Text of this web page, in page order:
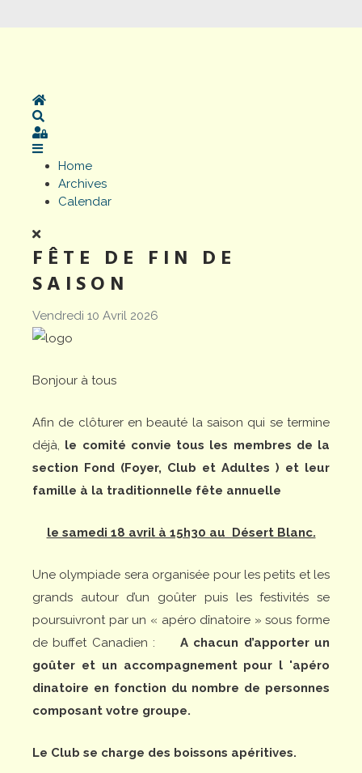
Home
Sign In
Home
Archives
Calendar
FÊTE DE FIN DE
SAISON
Vendredi 10 Avril 2026
Bonjour à tous
Afin de clôturer en beauté la saison qui se termine
déjà, le comité convie tous les membres de la
section Fond (Foyer, Club et Adultes ) et leur
famille à la traditionnelle fête annuelle
le samedi 18 avril à 15h30 au Désert Blanc.
Une olympiade sera organisée pour les petits et les
grands autour d’un goûter puis les festivités se
poursuivront par un « apéro dînatoire » sous forme
de buffet Canadien :A chacun d’apporter un
goûter et un accompagnement pour l 'apéro
dinatoire en fonction du nombre de personnes
composant votre groupe.
Le Club se charge des boissons apéritives.